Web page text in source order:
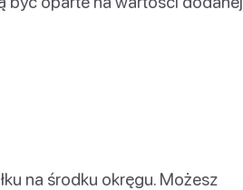
na środku okręgu. Możesz